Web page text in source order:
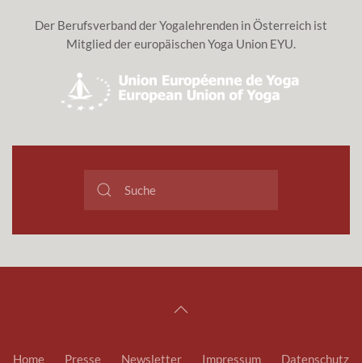
Der Berufsverband der Yogalehrenden in Österreich ist
Mitglied der europäischen Yoga Union EYU.
Home Presse Newsletter Impressum Datenschutz